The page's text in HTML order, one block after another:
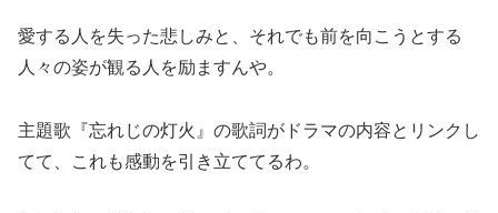
愛する人を失った悲しみと、それでも前を向こうとする
人々の姿が観る人を励ますんや。
主題歌『忘れじの灯火』の歌詞がドラマの内容とリンクし
てて、これも感動を引き立ててるわ。